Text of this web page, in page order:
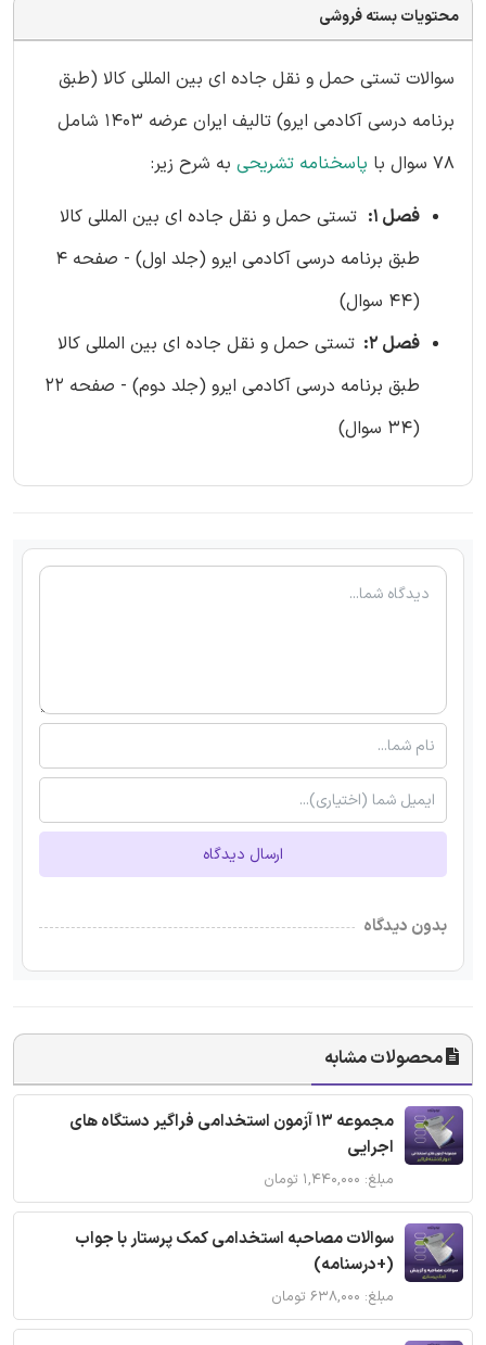
محتویات بسته فروشی
سوالات تستی حمل و نقل جاده ای بین المللی کالا (طبق
برنامه درسی آکادمی ایرو) تالیف ایران عرضه 1403 شامل
78 سوال با
پاسخنامه تشریحی به شرح زیر:
فصل 1:
تستی حمل و نقل جاده ای بین المللی کالا
طبق برنامه درسی آکادمی ایرو (جلد اول) - صفحه 4
(44 سوال)
فصل 2:
تستی حمل و نقل جاده ای بین المللی کالا
طبق برنامه درسی آکادمی ایرو (جلد دوم) - صفحه 22
(34 سوال)
ارسال دیدگاه
بدون دیدگاه
محصولات مشابه
مجموعه 13 آزمون استخدامی فراگیر دستگاه های
اجرایی
مبلغ: ۱,۴۴۰,۰۰۰ تومان
سوالات مصاحبه استخدامی کمک پرستار با جواب
(+درسنامه)
مبلغ: ۶۳۸,۰۰۰ تومان